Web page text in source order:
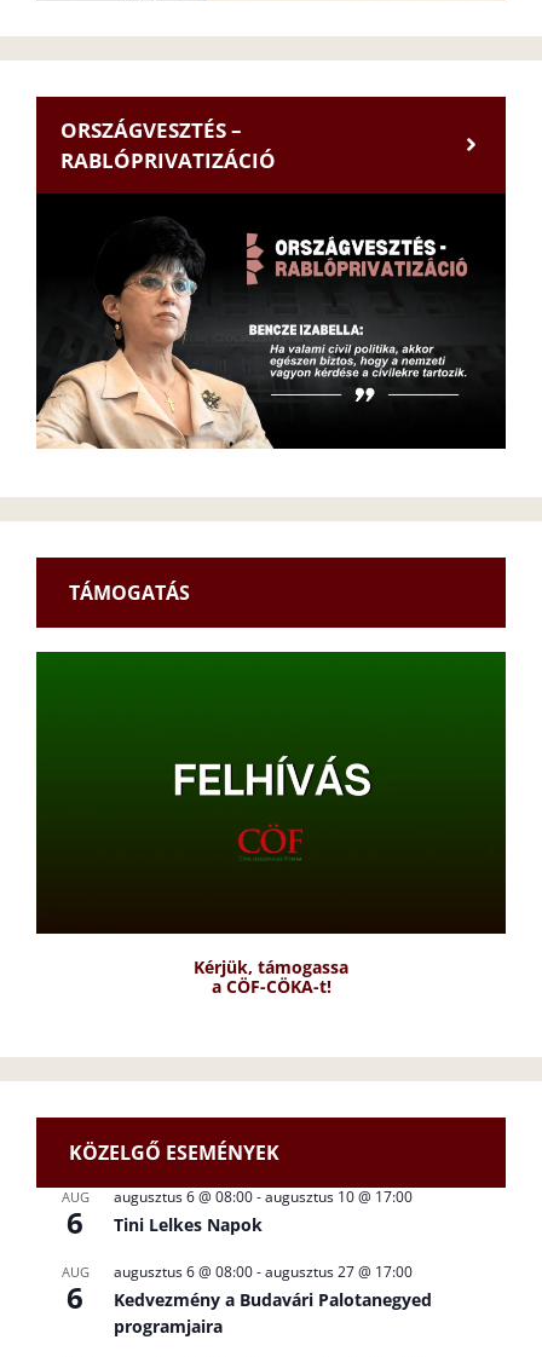
ORSZÁGVESZTÉS –
RABLÓPRIVATIZÁCIÓ
TÁMOGATÁS
Kérjük, támogassa
a CÖF-CÖKA-t!
KÖZELGŐ ESEMÉNYEK
AUG
6
augusztus 6 @ 08:00-augusztus 10 @ 17:00
Tini Lelkes Napok
AUG
6
augusztus 6 @ 08:00-augusztus 27 @ 17:00
Kedvezmény a Budavári Palotanegyed
programjaira